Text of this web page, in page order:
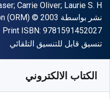
Carrie Oliver; Laurie S. H
الناشر
نشر بواسطة (ORM)
حقوق © 2003
Print ISBN: 9781591452027
شكل
تنسيق قابل للتنسيق التلقائي
الكتاب الالكتروني